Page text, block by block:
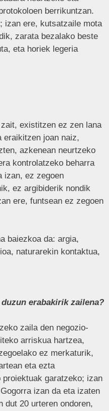
berrikuntzan.
izan ere, kutsatzaile mota
zarata bezalako beste
eta horiek legeria
existitzen ez zen lana
eraikitzen joan naiz,
azkenean neurtzeko
kontrolatzeko beharra
izan, ez zegoen
ez argibiderik nondik
ere, funtsean ez zegoen
baiezkoa da: argia,
naturarekin kontaktua,
erabakirik zailena?
zaila den negozio-
arriskua hartzea,
ez merkaturik,
eta ezta
garatzeko; izan
izan da eta izaten
dut 20 urteren ondoren,